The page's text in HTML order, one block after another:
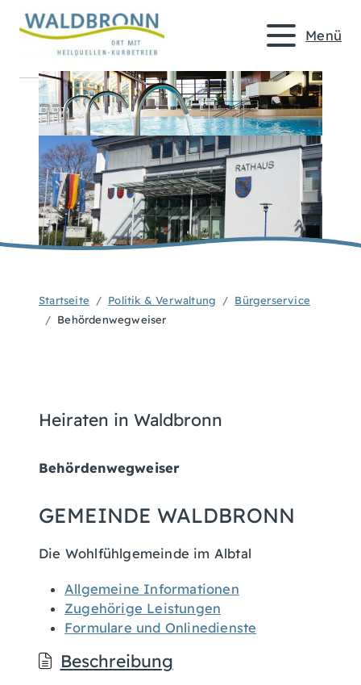
Menü
Startseite Politik & Verwaltung
Bürgerservice
Behördenwegweiser
Heiraten in Waldbronn
Behördenwegweiser
GEMEINDE WALDBRONN
Die Wohlfühlgemeinde im Albtal
Allgemeine Informationen
Zugehörige Leistungen
Formulare und Onlinedienste
Beschreibung